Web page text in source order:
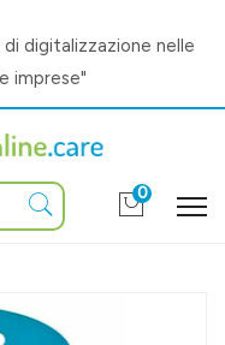
digitalizzazione nelle
imprese"
0
Piedi Cerotti Ragadi Dita